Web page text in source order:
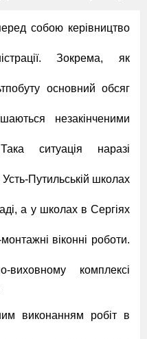
собою керівництво
Зокрема, як
основний обсяг
незакінченими
ситуація наразі
Усть-Путильській школах
а у школах в Сергіях
віконні роботи.
виховному комплексі
виконанням робіт в